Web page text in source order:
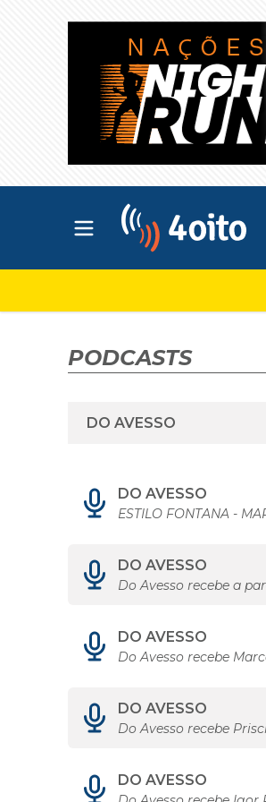
Abrir menu principal
PODCASTS
DO AVESSO
ESTILO FONTANA -
DO AVESSO
Do Avesso recebe a
DO AVESSO
Do Avesso recebe
DO AVESSO
Do Avesso recebe
DO AVESSO